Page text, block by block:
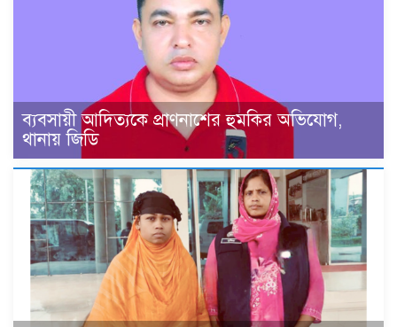
ব্যবসায়ী আদিত্যকে প্রাণনাশের হুমকির অভিযোগ,
থানায় জিডি